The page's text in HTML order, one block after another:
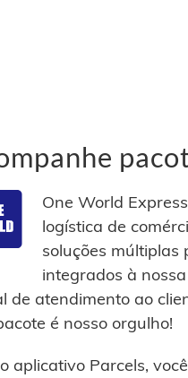
One World
logística de
soluções múltiplas
integrados à
de atendimento ao
é nosso orgulho!
aplicativo Parcels,